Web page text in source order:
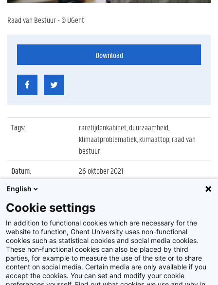
Raad van Bestuur - © UGent
Download
Tags:
raretijdenkabinet, duurzaamheid,
klimaatproblematiek, klimaattop, raad van
bestuur
Datum:
26 oktober 2021
Identificatienummer
Album:
Raretijdenkabinet in het UFO tijdens de
klimaattop van Glasgow
English
Cookie settings
In addition to functional cookies which are necessary for the
website to function, Ghent University uses non-functional
cookies such as statistical cookies and social media cookies.
These non-functional cookies can also be placed by third
parties, for example to measure the use of the site or to share
content on social media. Certain media are only available if you
accept the cookies. You can set and modify your cookie